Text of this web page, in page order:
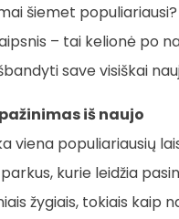
šiemet
– tai kelionė po
save visiškai
iš naujo
viena populiariausių
kurie leidžia
žygiais, tokiais kaip